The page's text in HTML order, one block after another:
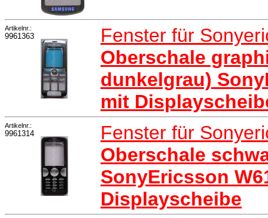
Artikelnr.:
9961363
Fenster für
Oberschale
dunkelgrau)
mit
Artikelnr.:
9961314
Fenster für
Oberschale
SonyEricsson
Displayscheibe